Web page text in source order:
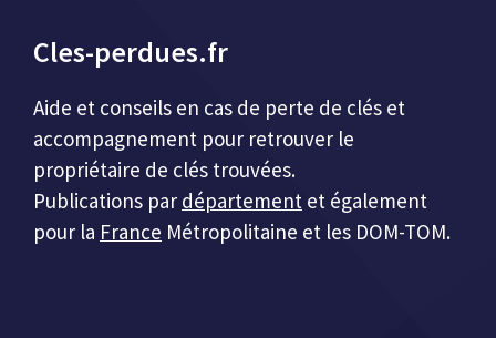
Cles-perdues.fr
Aide et conseils en cas de perte de clés et
accompagnement pour retrouver le
propriétaire de clés trouvées.
Publications par département et également
pour la France Métropolitaine et les DOM-TOM.